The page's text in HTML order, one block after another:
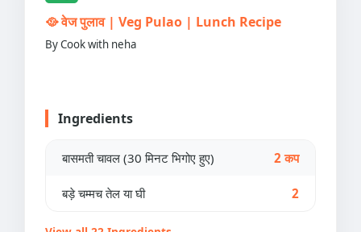
🥘 वेज पुलाव | Veg Pulao | Lunch Recipe
By Cook with neha
Ingredients
बासमती चावल (30 मिनट भिगोए हुए) 2 कप
बड़े चम्मच तेल या घी 2